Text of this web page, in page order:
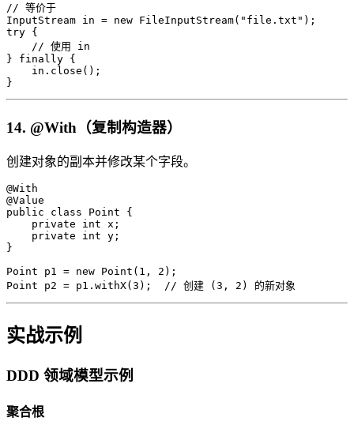
// 等价于
InputStream in = new FileInputStream("file.txt");
try {
// 使用 in
} finally {
in.close();
}
14. @With（复制构造器）
创建对象的副本并修改某个字段。
@With
@Value
public class Point {
private int x;
private int y;
}
Point p1 = new Point(1, 2);
Point p2 = p1.withX(3);  // 创建 (3, 2) 的新对象
实战示例
DDD 领域模型示例
聚合根